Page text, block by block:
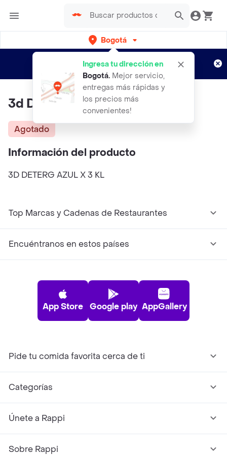
Bogotá
Ingresa tu dirección en
Bogotá. Mejor servicio,
entregas más rápidas y
los precios más
convenientes!
envíos gratis por semanas
Aplican TyC
3d Deterg Azul X 3 Kl
Agotado
Información del producto
3D DETERG AZUL X 3 KL
Top Marcas y Cadenas de Restaurantes
Encuéntranos en estos países
App Store Google play AppGallery
Pide tu comida favorita cerca de ti
Categorías
Únete a Rappi
Sobre Rappi